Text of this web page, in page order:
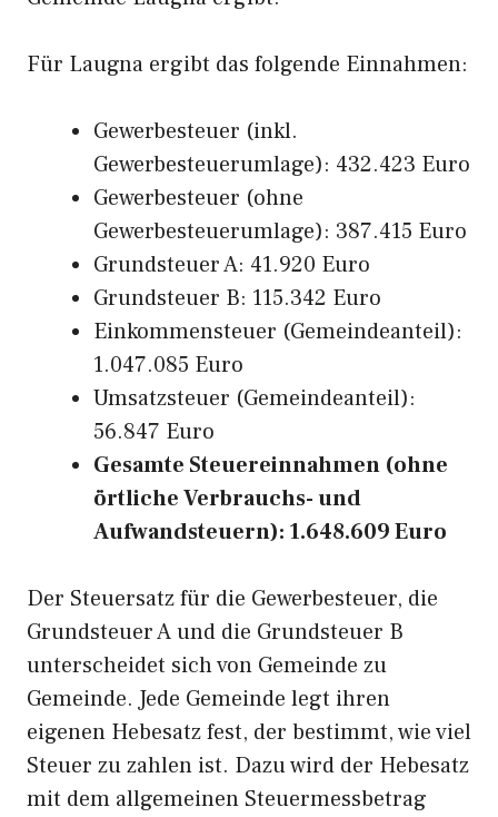
Für Laugna ergibt das folgende Einnahmen:
Gewerbesteuer (inkl.
Gewerbesteuerumlage): 432.423 Euro
Gewerbesteuer (ohne
Gewerbesteuerumlage): 387.415 Euro
Grundsteuer A: 41.920 Euro
Grundsteuer B: 115.342 Euro
Einkommensteuer (Gemeindeanteil):
1.047.085 Euro
Umsatzsteuer (Gemeindeanteil):
56.847 Euro
Gesamte Steuereinnahmen (ohne
örtliche Verbrauchs- und
Aufwandsteuern): 1.648.609 Euro
Der Steuersatz für die Gewerbesteuer, die
Grundsteuer A und die Grundsteuer B
unterscheidet sich von Gemeinde zu
Gemeinde. Jede Gemeinde legt ihren
eigenen Hebesatz fest, der bestimmt, wie viel
Steuer zu zahlen ist. Dazu wird der Hebesatz
mit dem allgemeinen Steuermessbetrag